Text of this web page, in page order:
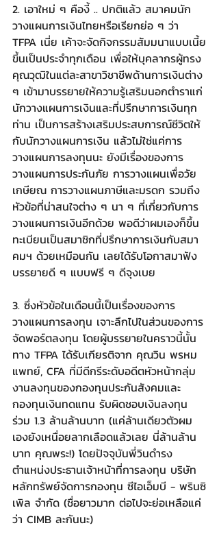
2. เอาใหม่ ๆ คืองี้ .. ปกติแล้ว สมาคมนัก
วางแผนการเงินไทยหรือเรียกย่อ ๆ ว่า
TFPA เนี่ย เค้าจะจัดกิจกรรมสัมมนาแบบเนี้ย
ขึ้นเป็นประจำทุกเดือน เพื่อให้บุคลากรผู้ทรง
คุณวุฒิในแต่ละสาขาวิชาชีพด้านการเงินต่าง
ๆ เข้ามาบรรยายให้ความรู้เสริมนอกตำราแก่
นักวางแผนการเงินและที่ปรึกษาการเงินทุก
ท่าน เป็นการสร้างเสริมประสบการณ์ชีวิตให้
กับนักวางแผนการเงิน แล้วไม่ใช่แค่การ
วางแผนการลงทุนนะ ยังมีเรื่องของการ
วางแผนการประกันภัย การวางแผนเพื่อวัย
เกษียณ การวางแผนภาษีและมรดก รวมถึง
หัวข้อที่น่าสนใจต่าง ๆ นา ๆ ที่เกี่ยวกับการ
วางแผนการเงินอีกด้วย พอดีว่าผมเองก็ขึ้น
ทะเบียนเป็นสมาชิกที่ปรึกษาการเงินกับสมา
คมฯ ด้วยเหมือนกัน เลยได้รับโอกาสมาฟัง
บรรยายดี ๆ แบบฟรี ๆ ดีจุงเบย
3. ซึ่งหัวข้อในเดือนนี้เป็นเรื่องของการ
วางแผนการลงทุน เจาะลึกไปในส่วนของการ
จัดพอร์ตลงทุน โดยผู้บรรยายในคราวนี้นั้น
ทาง TFPA ได้รับเกียรติจาก คุณวิน พรหม
แพทย์, CFA ที่มีดีกรีระดับอดีตหัวหน้ากลุ่ม
งานลงทุนของกองทุนประกันสังคมและ
กองทุนเงินทดแทน รับผิดชอบเงินลงทุน
ร่วม 1.3 ล้านล้านบาท (แค่ล้านเดียวตัวผม
เองยังเหนื่อยลากเลือดแล้วเลย นี่ล้านล้าน
บาท คุณพระ!) โดยปัจจุบันพี่วินดำรง
ตำแหน่งประธานเจ้าหน้าที่การลงทุน บริษัท
หลักทรัพย์จัดการกองทุน ซีไอเอ็มบี - พรินซิ
เพิล จำกัด (ชื่อยาวมาก ต่อไปจะย่อเหลือแค่
ว่า CIMB ละกันนะ)